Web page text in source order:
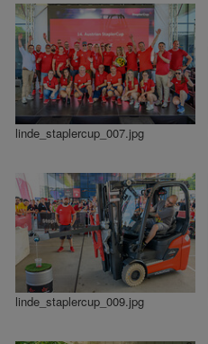
linde_staplercup_007.jpg
linde_staplercup_009.jpg